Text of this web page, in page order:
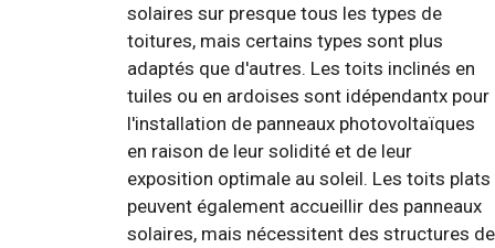
solaires sur presque tous les types de
toitures, mais certains types sont plus
adaptés que d'autres. Les toits inclinés en
tuiles ou en ardoises sont idépendantx pour
l'installation de panneaux photovoltaïques
en raison de leur solidité et de leur
exposition optimale au soleil. Les toits plats
peuvent également accueillir des panneaux
solaires, mais nécessitent des structures de